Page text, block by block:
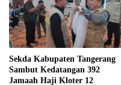
Sekda Kabupaten Tangerang
Sambut Kedatangan 392
Jamaah Haji Kloter 12